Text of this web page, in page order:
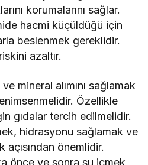
korumalarını sağlar.
hacmi küçüldüğü için
beslenmek gereklidir.
azaltır.
mineral alımını sağlamak
Özellikle
gıdalar tercih edilmelidir.
hidrasyonu sağlamak ve
açısından önemlidir.
önce ve sonra su içmek